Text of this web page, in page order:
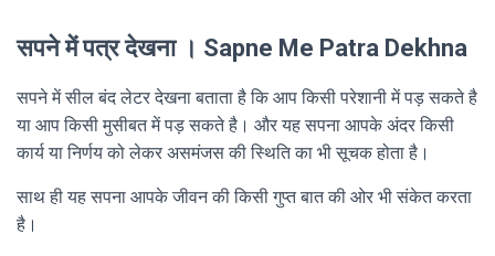
सपने में पत्र देखना । Sapne Me Patra Dekhna
सपने में सील बंद लेटर देखना बताता है कि आप किसी परेशानी में पड़ सकते है
या आप किसी मुसीबत में पड़ सकते है। और यह सपना आपके अंदर किसी
कार्य या निर्णय को लेकर असमंजस की स्थिति का भी सूचक होता है।
साथ ही यह सपना आपके जीवन की किसी गुप्त बात की ओर भी संकेत करता
है।